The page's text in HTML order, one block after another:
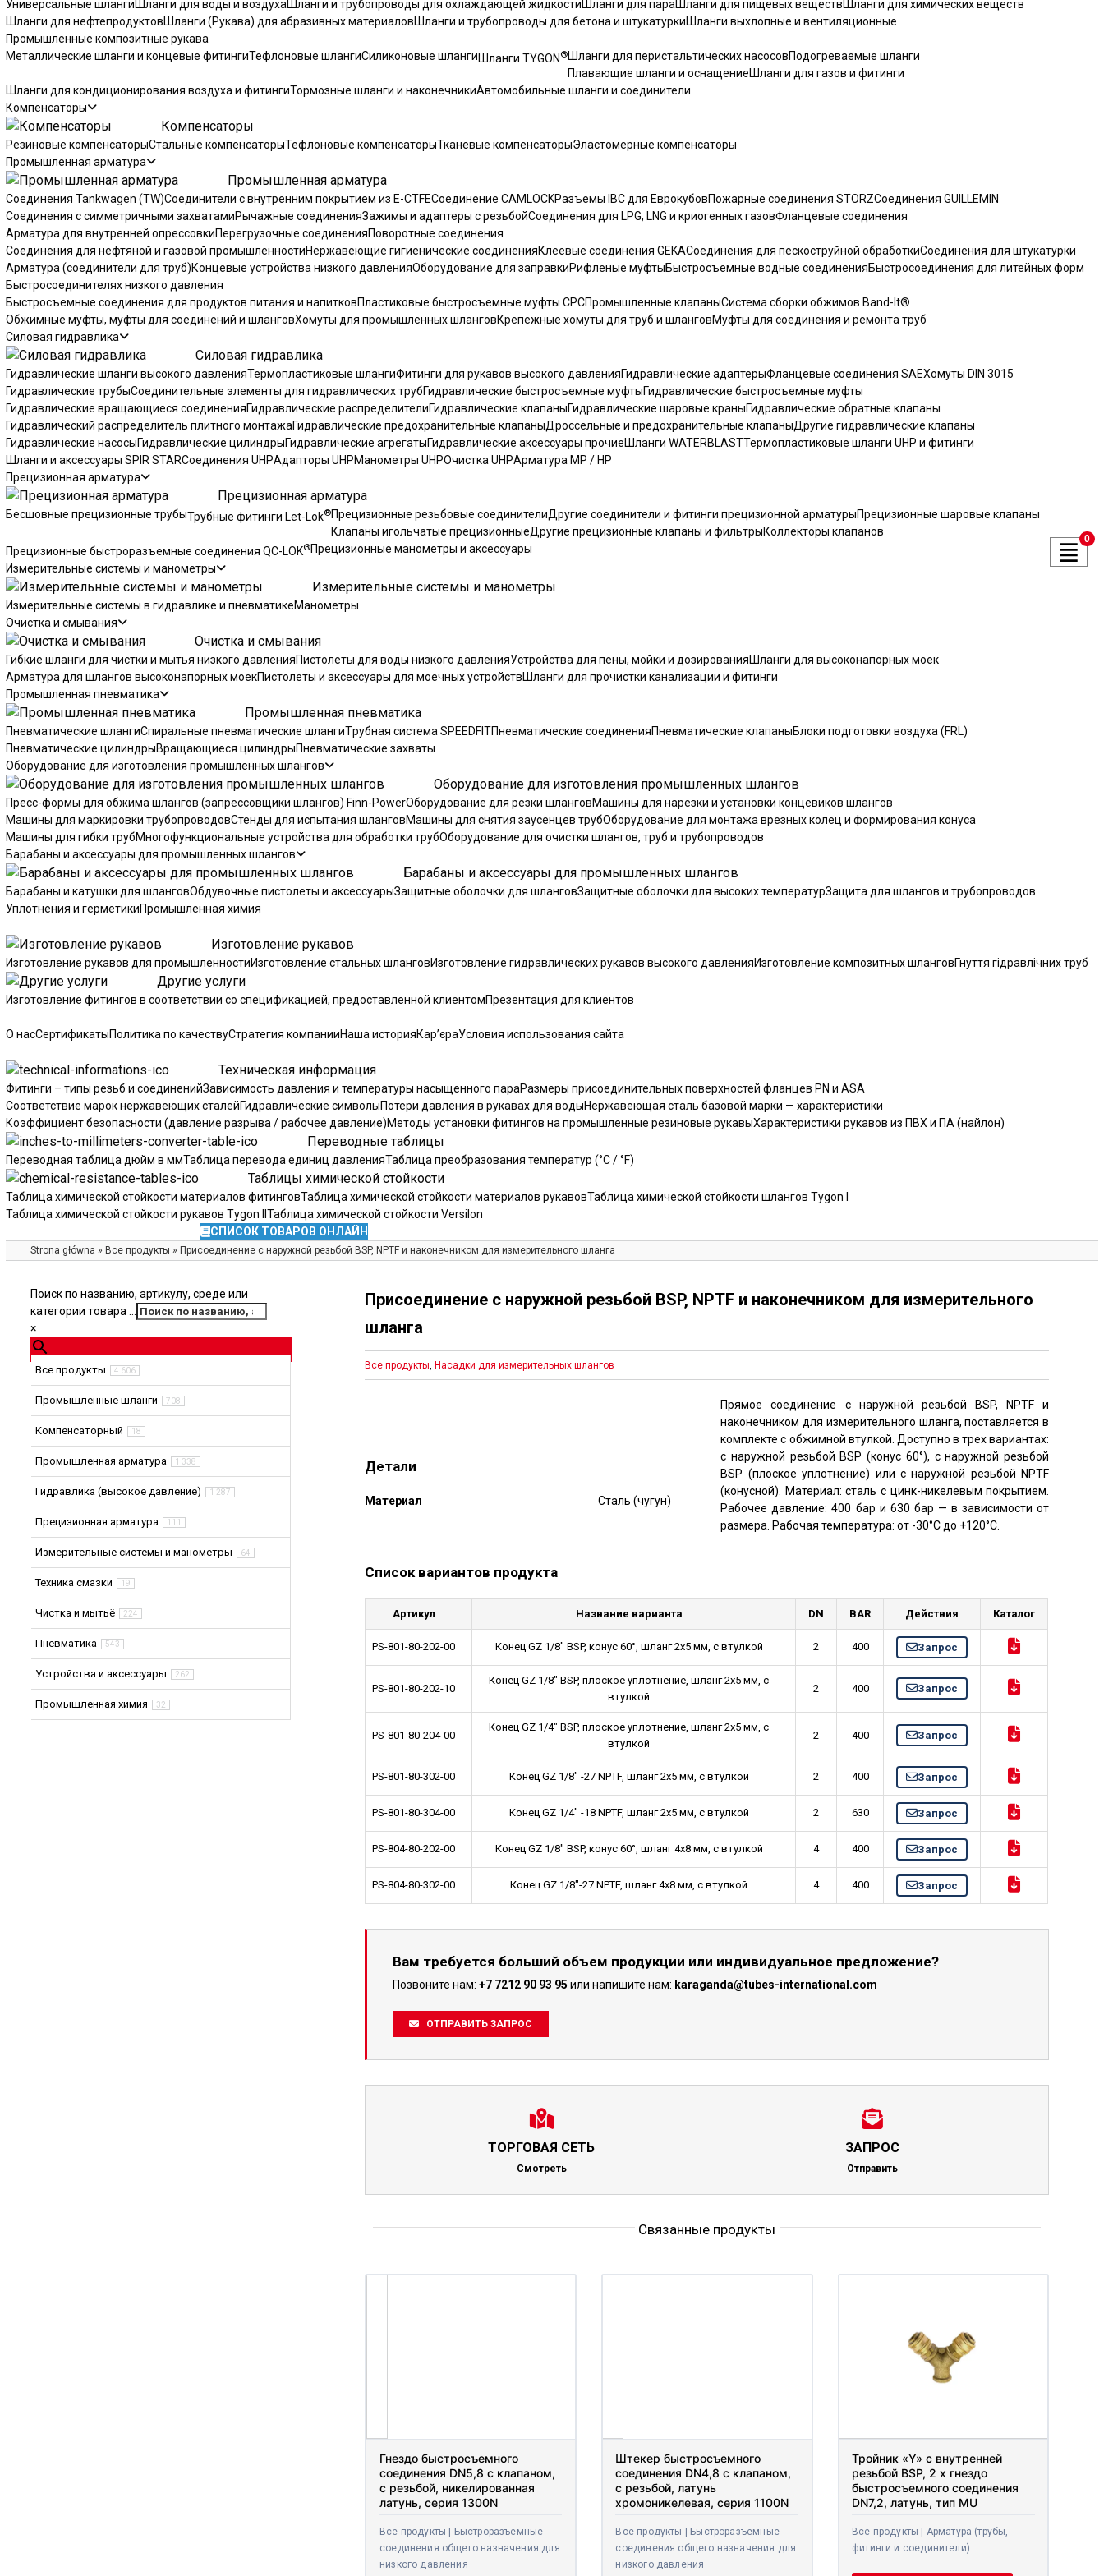
Универсальные шлангиШланги для воды и воздухаШланги и трубопроводы для охлаждающей жидкостиШланги для параШланги для пищевых веществШланги для химических веществ
Шланги для нефтепродуктовШланги (Рукава) для абразивных материаловШланги и трубопроводы для бетона и штукатуркиШланги выхлопные и вентиляционные
Промышленные композитные рукава
Металлические шланги и концевые фитингиТефлоновые шлангиСиликоновые шлангиШланги TYGON ®Шланги для перистальтических насосовПодогреваемые шланги
Плавающие шланги и оснащениеШланги для газов и фитинги
Шланги для кондиционирования воздуха и фитингиТормозные шланги и наконечникиАвтомобильные шланги и соединители
Компенсаторы
Компенсаторы
Резиновые компенсаторыСтальные компенсаторыТефлоновые компенсаторыТканевые компенсаторыЭластомерные компенсаторы
Промышленная арматура
Промышленная арматура
Соединения Tankwagen (TW)Соединители с внутренним покрытием из E-CTFEСоединение CAMLOCKРазъемы IBC для ЕврокубовПожарные соединения STORZСоединения GUILLEMIN
Соединения с симметричными захватамиРычажные соединенияЗажимы и адаптеры с резьбойСоединения для LPG, LNG и криогенных газовФланцевые соединения
Арматура для внутренней опрессовкиПерегрузочные соединенияПоворотные соединения
Соединения для нефтяной и газовой промышленностиНержавеющие гигиенические соединенияКлеевые соединения GEKAСоединения для пескоструйной обработкиCоединения для штукатурки
Арматура (соединители для труб)Концевые устройства низкого давленияОборудование для заправкиРифленые муфтыБыстросъемные водные соединенияБыстросоединения для литейных форм
Быстросоединителях низкого давления
Быстросъемные соединения для продуктов питания и напитковПластиковые быстросъемные муфты CPCПромышленные клапаныСистема сборки обжимов Band-It®
Обжимные муфты, муфты для соединений и шланговХомуты для промышленных шланговКрепежные хомуты для труб и шланговМуфты для соединения и ремонта труб
Силовая гидравлика
Силовая гидравлика
Гидравлические шланги высокого давленияТермопластиковые шлангиФитинги для рукавов высокого давленияГидравлические адаптерыФланцевые соединения SAEХомуты DIN 3015
Гидравлические трубыСоединительные элементы для гидравлических трубГидравлические быстросъемные муфтыГидравлические быстросъемные муфты
Гидравлические вращающиеся соединенияГидравлические распределителиГидравлические клапаныГидравлические шаровые краныГидравлические обратные клапаны
Гидравлический распределитель плитного монтажаГидравлические предохранительные клапаныДроссельные и предохранительные клапаныДругие гидравлические клапаны
Гидравлические насосыГидравлические цилиндрыГидравлические агрегатыГидравлические аксессуары прочиеШланги WATERBLASTТермопластиковые шланги UHP и фитинги
Шланги и аксессуары SPIR STARСоединения UHPАдапторы UHPМанометры UHPОчистка UHPАрматура MP / HP
Прецизионная арматура
Прецизионная арматура
Бесшовные прецизионные трубыТрубные фитинги Let-Lok®Прецизионные резьбовые соединителиДругие соединители и фитинги прецизионной арматурыПрецизионные шаровые клапаны
Клапаны игольчатые прецизионныеДругие прецизионные клапаны и фильтрыКоллекторы клапанов
Прецизионные быстроразъемные соединения QC-LOK®Прецизионные манометры и аксессуары
Измерительные системы и манометры
Измерительные системы и манометры
Измерительные системы в гидравлике и пневматикеМанометры
Очистка и смывания
Очистка и смывания
Гибкие шланги для чистки и мытья низкого давленияПистолеты для воды низкого давленияУстройства для пены, мойки и дозированияШланги для высоконапорных моек
Арматура для шлангов высоконапорных моекПистолеты и аксессуары для моечных устройствШланги для прочистки канализации и фитинги
Промышленная пневматика
Промышленная пневматика
Пневматические шлангиСпиральные пневматические шлангиTрубная система SPEEDFITПневматические соединенияПневматические клапаныБлоки подготовки воздуха (FRL)
Пневматические цилиндрыВращающиеся цилиндрыПневматические захваты
Оборудование для изготовления промышленных шлангов
Оборудование для изготовления промышленных шлангов
Пресс-формы для обжима шлангов (запрессовщики шлангов) Finn-PowerОборудование для резки шланговМашины для нарезки и установки концевиков шлангов
Машины для маркировки трубопроводовСтенды для испытания шланговМашины для снятия заусенцев трубОборудование для монтажа врезных колец и формирования конуса
Машины для гибки трубМногофункциональные устройства для обработки трубОборудование для очистки шлангов, труб и трубопроводов
Барабаны и аксессуары для промышленных шлангов
Барабаны и аксессуары для промышленных шлангов
Барабаны и катушки для шланговОбдувочные пистолеты и аксессуарыЗащитные оболочки для шланговЗащитные оболочки для высоких температурЗащита для шлангов и трубопроводов
Уплотнения и герметикиПромышленная химия
Изготовление рукавов
Изготовление рукавов для промышленностиИзготовление стальных шланговИзготовление гидравлических рукавов высокого давленияИзготовление композитных шланговГнуття гідравлічних труб
Другие услуги
Изготовление фитингов в соответствии со спецификацией, предоставленной клиентомПрезентация для клиентов
О насСертификатыПолитика по качествуСтратегия компанииНаша историяКар’єраУсловия использования сайта
Техническая информация
Фитинги – типы резьб и соединенийЗависимость давления и температуры насыщенного параРазмеры присоединительных поверхностей фланцев PN и ASA
Соответствие марок нержавеющих сталейГидравлические символыПотери давления в рукавах для водыНержавеющая сталь базовой марки — характеристики
Коэффициент безопасности (давление разрыва / рабочее давление)Методы установки фитингов на промышленные резиновые рукавыХарактеристики рукавов из ПВХ и ПА (найлон)
Переводные таблицы
Переводная таблица дюйм в ммТаблица перевода единиц давленияТаблица преобразования температур (°C / °F)
Таблицы химической стойкости
Таблица химической стойкости материалов фитинговТаблица химической стойкости материалов рукавовТаблица химической стойкости шлангов Tygon I
Таблица химической стойкости рукавов Tygon II Таблица химической стойкости Versilon
СПИСОК ТОВАРОВ ОНЛАЙН
Strona główna » Все продукты » Присоединение с наружной резьбой BSP, NPTF и наконечником для измерительного шланга
Присоединение с наружной резьбой BSP, NPTF и наконечником для измерительного
шланга
Все продукты ,Насадки для измерительных шлангов
Детали
Mатериал Сталь (чугун)
Прямое соединение с наружной резьбой BSP, NPTF и
наконечником для измерительного шланга, поставляется в
комплекте с обжимной втулкой. Доступно в трех вариантах:
с наружной резьбой BSP (конус 60°), с наружной резьбой
BSP (плоское уплотнение) или с наружной резьбой NPTF
(конусной). Материал: сталь с цинк-никелевым покрытием
Рабочее давление: 400 бар и 630 бар — в зависимости от
размера. Рабочая температура: от -30°C до +120°C.
Список вариантов продукта
Артикул Название варианта DN BAR Действия Каталог
PS-801-80-202-00 Конец GZ 1/8" BSP, конус 60°, шланг 2x5 мм, с втулкой 2 400 Запрос
PS-801-80-202-10
Конец GZ 1/8" BSP, плоское уплотнение, шланг 2x5 мм, с
втулкой
2 400 Запрос
PS-801-80-204-00
Конец GZ 1/4" BSP, плоское уплотнение, шланг 2x5 мм, с
втулкой
2 400 Запрос
PS-801-80-302-00 Конец GZ 1/8" -27 NPTF, шланг 2x5 мм, с втулкой 2 400 Запрос
PS-801-80-304-00 Конец GZ 1/4" -18 NPTF, шланг 2x5 мм, с втулкой 2 630 Запрос
PS-804-80-202-00 Конец GZ 1/8" BSP, конус 60°, шланг 4x8 мм, с втулкой 4 400 Запрос
PS-804-80-302-00 Конец GZ 1/8"-27 NPTF, шланг 4x8 мм, с втулкой 4 400 Запрос
Вам требуется больший объем продукции или индивидуальное предложение?
Позвоните нам:+7 7212 90 93 95 или напишите нам: karaganda@tubes-international.com
ОТПРАВИТЬ ЗАПРОС
ТОРГОВАЯ СЕТЬ
Смотреть
ЗАПРОС
Отправить
Связанные продукты
Гнездо быстросъемного
соединения DN5,8 с клапаном,
с резьбой, никелированная
латунь, серия 1300N
Все продукты | Быстроразъемные
соединения общего назначения для
низкого давления
Штекер быстросъемного
соединения DN4,8 с клапаном,
с резьбой, латунь
хромоникелевая, серия 1100N
Все продукты | Быстроразъемные
соединения общего назначения для
низкого давления
Тройник «Y» с внутренней
резьбой BSP, 2 x гнездо
быстросъемного соединения
DN7,2, латунь, тип MU
Все продукты | Арматура (трубы,
фитинги и соединители)
Поиск по названию, артикулу, среде или
категории товара ...
×
Все продукты 4 606
Промышленные шланги 708
Компенсаторный 18
Промышленная арматура 1 338
Гидравлика (высокое давление) 1 287
Прецизионная арматура 111
Измерительные системы и манометры 64
Техника смазки 19
Чистка и мытьё 224
Пневматика 543
Устройства и аксессуары 262
Промышленная химия 32
0